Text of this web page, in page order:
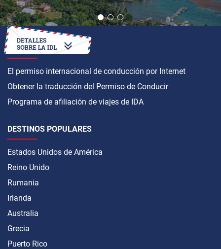
CÓMO OBTENER
El permiso internacional de conducción por Internet
Obtener la traducción del Permiso de Conducir
Programa de afiliación de viajes de IDA
DESTINOS POPULARES
Estados Unidos de América
Reino Unido
Rumania
Irlanda
Australia
Grecia
Puerto Rico